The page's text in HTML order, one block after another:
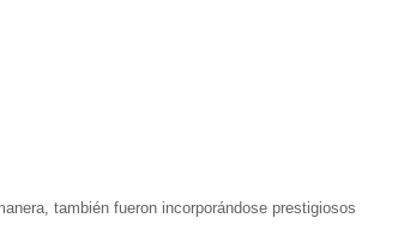
también fueron incorporándose prestigiosos